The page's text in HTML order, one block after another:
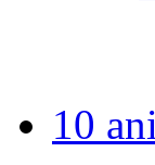
10 ani